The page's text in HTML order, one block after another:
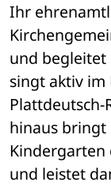
Ihr
und begleitet
singt aktiv
Plattdeutsch-
hinaus bringt
Kindergarten
und leistet